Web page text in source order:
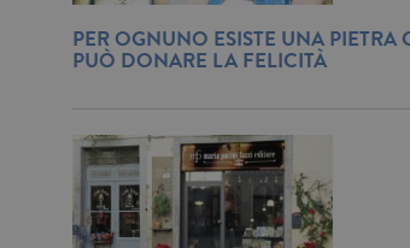
PER OGNUNO ESISTE UNA PIETRA
PUÒ DONARE LA FELICITÀ